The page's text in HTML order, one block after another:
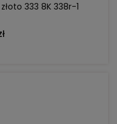
333 8K 338r-1